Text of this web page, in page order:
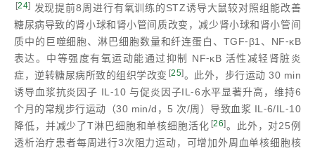
[24] 发现提前8周进行有氧训练的STZ诱导大鼠较对照组能改善
糖尿病导致的肾小球和肾小管间质改变，减少肾小球和肾小管间
质中的巨噬细胞、淋巴细胞数量和纤连蛋白、TGF⁃β1、NF⁃κB
表达。中等强度有氧运动能通过抑制 NF⁃κB 活性减轻肾脏炎
症，逆转糖尿病所致的组织学改变 [25]。此外，步行运动 30 min
诱导血浆抗炎因子 IL⁃10 与促炎因子IL⁃6水平显著升高，维持6
个月的常规步行运动（30 min/d，5 次/周）导致血浆 IL⁃6/IL⁃10
降低，并减少了T淋巴细胞和单核细胞活化 [26]。此外，对25例
透析治疗患者每周进行3次阻力运动，可增加外周血单核细胞核